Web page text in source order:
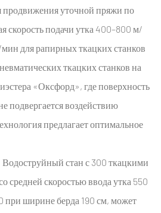
продвижения уточной пряжи по
скорость подачи утка 400–800 м/
для рапирных ткацких станков
ткацких станков на
«Оксфорд», где поверхность
подвергается воздействию
предлагает оптимальное
Водоструйный стан с 300 ткацкими
средней скоростью ввода утка 550
при ширине берда 190 см, может